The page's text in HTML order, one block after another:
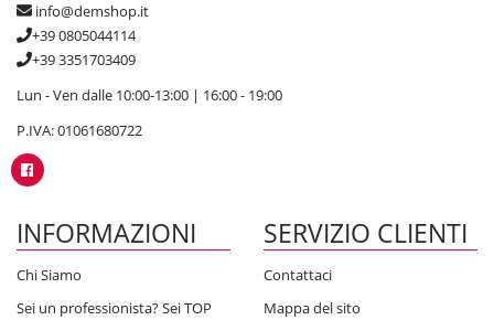
info@demshop.it
+39 0805044114
+39 3351703409
Lun - Ven dalle 10:00-13:00 | 16:00 - 19:00
P.IVA: 01061680722
INFORMAZIONI
Chi Siamo
Sei un professionista? Sei TOP
SERVIZIO CLIENTI
Contattaci
Mappa del sito